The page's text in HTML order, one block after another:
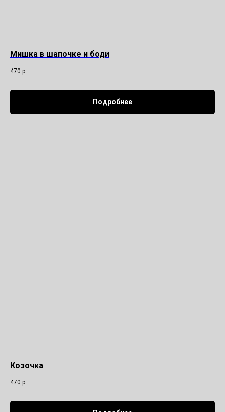
Мишка в шапочке и боди
470 р.
Подробнее
Козочка
470 р.